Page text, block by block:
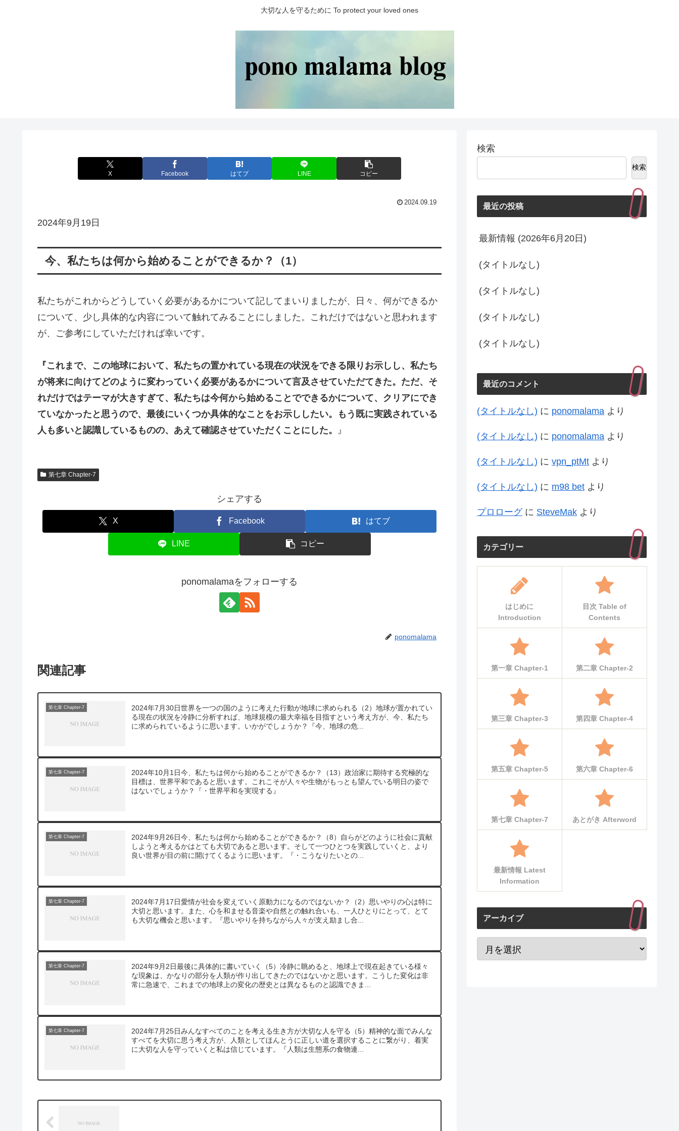
大切な人を守るために To protect your loved ones
X Facebook はてブ LINE コピー
2024.09.19
2024年9月19日
今、私たちは何から始めることができるか？（1）
私たちがこれからどうしていく必要があるかについて記してまいりましたが、日々、何ができるか
について、少し具体的な内容について触れてみることにしました。これだけではないと思われます
が、ご参考にしていただければ幸いです。
『これまで、この地球において、私たちの置かれている現在の状況をできる限りお示しし、私たち
が将来に向けてどのように変わっていく必要があるかについて言及させていただてきた。ただ、そ
れだけではテーマが大きすぎて、私たちは今何から始めることでできるかについて、クリアにでき
ていなかったと思うので、最後にいくつか具体的なことをお示ししたい。もう既に実践されている
人も多いと認識しているものの、あえて確認させていただくことにした。 』
第七章 Chapter-7
シェアする
X Facebook はてブ
LINE コピー
ponomalamaをフォローする
ponomalama
関連記事
第七章 Chapter-7
2024年7月30日世界を一つの国のように考えた行動が地球に求められる（2）地球が置かれてい
る現在の状況を冷静に分析すれば、地球規模の最大幸福を目指すという考え方が、今、私たち
に求められているように思います。いかがでしょうか？『今、地球の危...
第七章 Chapter-7
2024年10月1日今、私たちは何から始めることができるか？（13）政治家に期待する究極的な
目標は、世界平和であると思います。これこそが人々や生物がもっとも望んでいる明日の姿で
はないでしょうか？『・世界平和を実現する』
第七章 Chapter-7
2024年9月26日今、私たちは何から始めることができるか？（8）自らがどのように社会に貢献
しようと考えるかはとても大切であると思います。そして一つひとつを実践していくと、より
良い世界が目の前に開けてくるように思います。『・こうなりたいとの...
第七章 Chapter-7
2024年7月17日愛情が社会を変えていく原動力になるのではないか？（2）思いやりの心は特に
大切と思います。また、心を和ませる音楽や自然との触れ合いも、一人ひとりにとって、とて
も大切な機会と思います。『思いやりを持ちながら人々が支え励まし合...
第七章 Chapter-7
2024年9月2日最後に具体的に書いていく（5）冷静に眺めると、地球上で現在起きている様々
な現象は、かなりの部分を人類が作り出してきたのではないかと思います。こうした変化は非
常に急速で、これまでの地球上の変化の歴史とは異なるものと認識できま...
第七章 Chapter-7
2024年7月25日みんなすべてのことを考える生き方が大切な人を守る（5）精神的な面でみんな
すべてを大切に思う考え方が、人類としてほんとうに正しい道を選択することに繋がり、着実
に大切な人を守っていくと私は信じています。『人類は生態系の食物連...
検索
検索
最近の投稿
最新情報 (2026年6月20日)
(タイトルなし)
(タイトルなし)
(タイトルなし)
(タイトルなし)
最近のコメント
(タイトルなし) に ponomalama より
(タイトルなし) に ponomalama より
(タイトルなし) に vpn_ptMt より
(タイトルなし) に m98 bet より
プロローグに SteveMak より
カテゴリー
はじめに
Introduction
目次 Table of
Contents
第一章 Chapter-1 第二章 Chapter-2
第三章 Chapter-3 第四章 Chapter-4
第五章 Chapter-5 第六章 Chapter-6
第七章 Chapter-7 あとがき Afterword
最新情報 Latest
Information
アーカイブ